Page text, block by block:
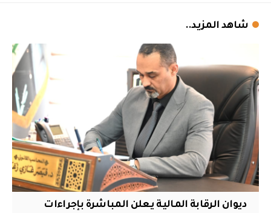
شاهد المزيد..
ديوان الرقابة المالية يعلن المباشرة بإجراءات